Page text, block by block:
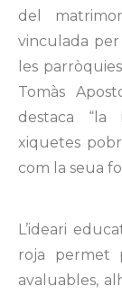
del
vinculada per
les
Tomàs
destaca “la
xiquetes
com la seua
L’ideari
roja permet
avaluables,